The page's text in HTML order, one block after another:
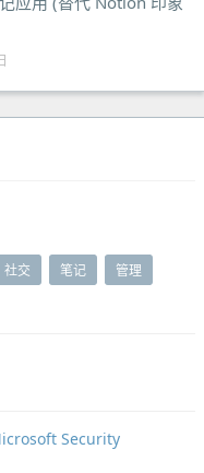
社交 笔记 管理
Security